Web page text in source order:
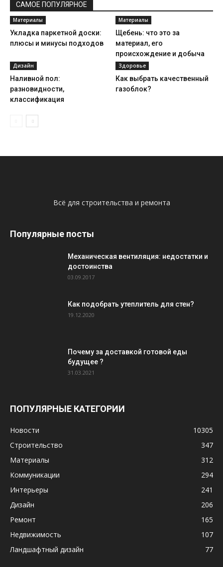
САМОЕ ПОПУЛЯРНОЕ
Материалы
Укладка паркетной доски:
плюсы и минусы подходов
Материалы
Щебень: что это за
материал, его
происхождение и добыча
Дизайн
Наливной пол:
разновидности,
классификация
Здоровье
Как выбрать качественный
газоблок?
Всё для строительства и ремонта
Популярные посты
Механическая вентиляция: недостатки и
достоинства
03.09.2017
Как подобрать утеплитель для стен?
19.12.2020
Почему за доставкой готовой еды
будущее ?
31.03.2021
ПОПУЛЯРНЫЕ КАТЕГОРИИ
Новости
10305
Строительство
347
Материалы
312
Коммуникации
294
Интерьеры
241
Дизайн
206
Ремонт
165
Недвижимость
107
Ландшафтный дизайн
77